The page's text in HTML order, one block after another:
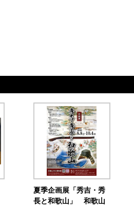
夏季企画展「秀吉・秀
長と和歌山」 和歌山